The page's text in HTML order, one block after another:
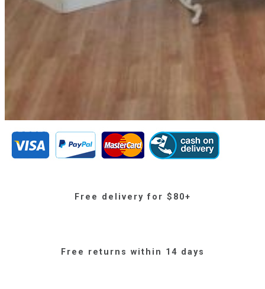
Free delivery for $80+
Free returns within 14 days